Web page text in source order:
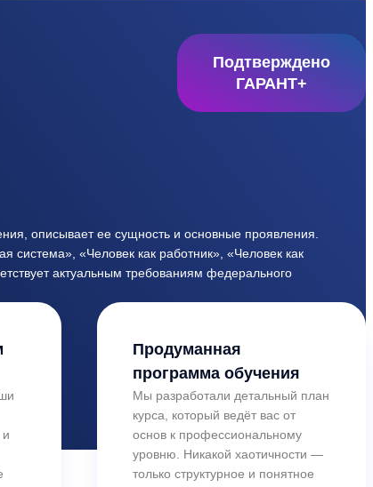
Подтверждено
ГАРАНТ+
описывает ее сущность и основные проявления.
система», «Человек как работник», «Человек как
актуальным требованиям федерального
Продуманная
программа обучения
Мы разработали детальный план
курса, который ведёт вас от
основ к профессиональному
уровню. Никакой хаотичности —
только структурное и понятное